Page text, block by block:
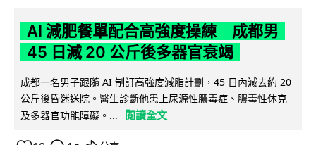
AI 減肥餐單配合高強度操練 成都男
45 日減 20 公斤後多器官衰竭
成都一名男子跟隨 AI 制訂高強度減脂計劃，45 日內減去約 20
公斤後昏迷送院。醫生診斷他患上尿源性膿毒症、膿毒性休克
及多器官功能障礙。...
閱讀全文